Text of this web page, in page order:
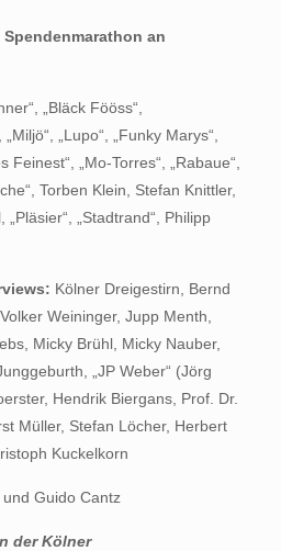
an
„Bläck Fööss“,
„Lupo“, „Funky Marys“,
Feinest“, „Mo-Torres“, „Rabaue“,
Torben Klein, Stefan Knittler,
„Pläsier“, „Stadtrand“, Philipp
Kölner Dreigestirn, Bernd
Weininger, Jupp Menth,
Micky Brühl, Micky Nauber,
„JP Weber“ (Jörg
Hendrik Biergans, Prof. Dr.
Müller, Stefan Löcher, Herbert
Kuckelkorn
Guido Cantz
der Kölner